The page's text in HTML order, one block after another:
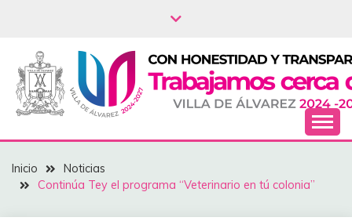
NOTICIAS – VILLA
DEL ÁLVAREZ
Inicio
Noticias
Continúa Tey el programa “Veterinario en tú colonia”